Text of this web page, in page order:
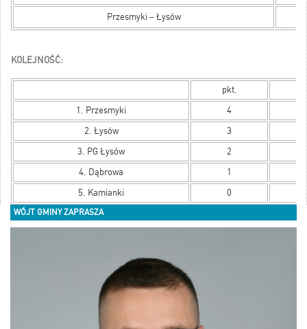
Przesmyki – Łysów
KOLEJNOŚĆ:
pkt.
1. Przesmyki
4
2. Łysów
3
3. PG Łysów
2
4. Dąbrowa
1
5. Kamianki
0
WÓJT GMINY ZAPRASZA